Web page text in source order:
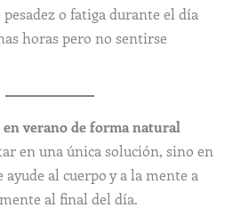
pesadez o fatiga durante el día
horas pero no sentirse
verano de forma natural
en una única solución, sino en
al cuerpo y a la mente a
al final del día.